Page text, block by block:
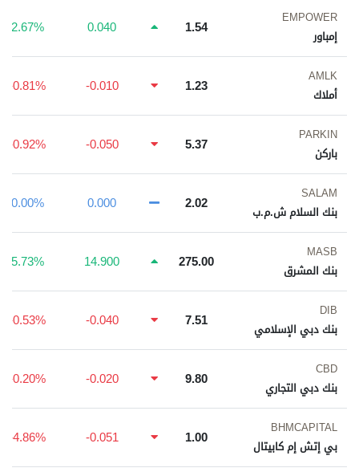
EMPOWER
إمباور
1.54
0.040
2.67%
AMLK
أملاك
1.23
-0.010
-0.81%
PARKIN
باركن
5.37
-0.050
-0.92%
SALAM
بنك السلام ش.م.ب
2.02
0.000
0.00%
MASB
بنك المشرق
275.00
14.900
5.73%
DIB
بنك دبي الإسلامي
7.51
-0.040
-0.53%
CBD
بنك دبي التجاري
9.80
-0.020
-0.20%
BHMCAPITAL
بي إتش إم كابيتال
1.00
-0.051
-4.86%